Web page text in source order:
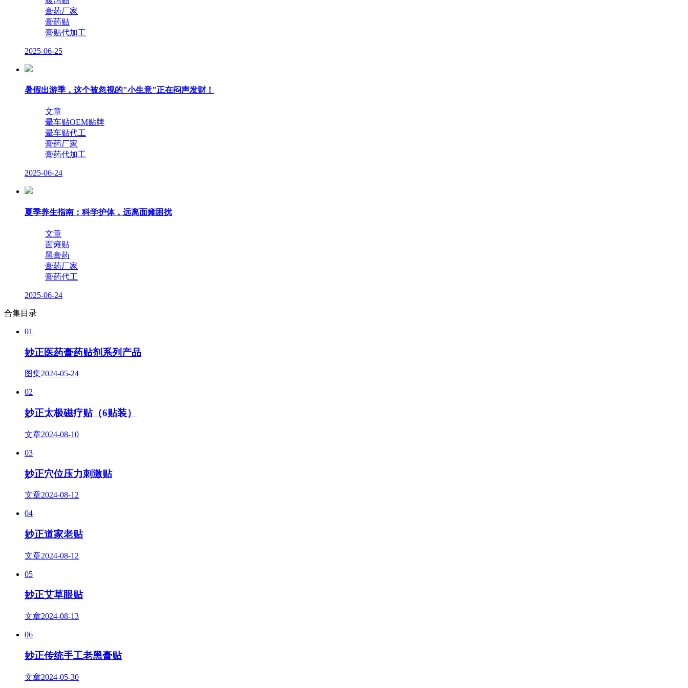
膏药厂家
膏药贴
膏贴代加工
2025-06-25
暑假出游季，这个被忽视的"小生意"正在闷声发财！
文章
晕车贴OEM贴牌
晕车贴代工
膏药厂家
膏药代加工
2025-06-24
夏季养生指南：科学护体，远离面瘫困扰
文章
面瘫贴
黑膏药
膏药厂家
膏药代工
2025-06-24
合集目录
01
妙正医药膏药贴剂系列产品
图集2024-05-24
02
妙正太极磁疗贴（6贴装）
文章2024-08-10
03
妙正穴位压力刺激贴
文章2024-08-12
04
妙正道家老贴
文章2024-08-12
05
妙正艾草眼贴
文章2024-08-13
06
妙正传统手工老黑膏贴
文章2024-05-30